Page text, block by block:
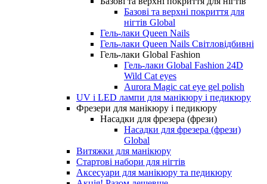
Базові та верхні покриття для
нігтів Global
Гель-лаки Queen Nails
Гель-лаки Queen Nails Світловідбивні
Гель-лаки Global Fashion
Гель-лаки Global Fashion 24D
Wild Cat eyes
Aurora Magic cat eye gel polish
UV і LED лампи для манікюру і педикюру
Фрезери для манікюру і педикюру
Насадки для фрезера (фрези)
Насадки для фрезера (фрези)
Global
Витяжки для манікюру
Стартові набори для нігтів
Аксесуари для манікюру та педикюру